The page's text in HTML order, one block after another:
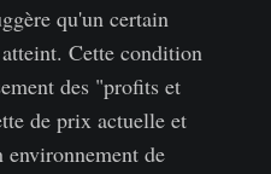
qu'un certain
Cette condition
des "profits et
de prix actuelle et
de